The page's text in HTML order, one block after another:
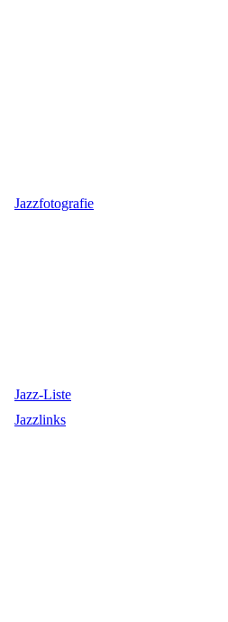
Jazzfotografie
Jazz-Liste
Jazzlinks